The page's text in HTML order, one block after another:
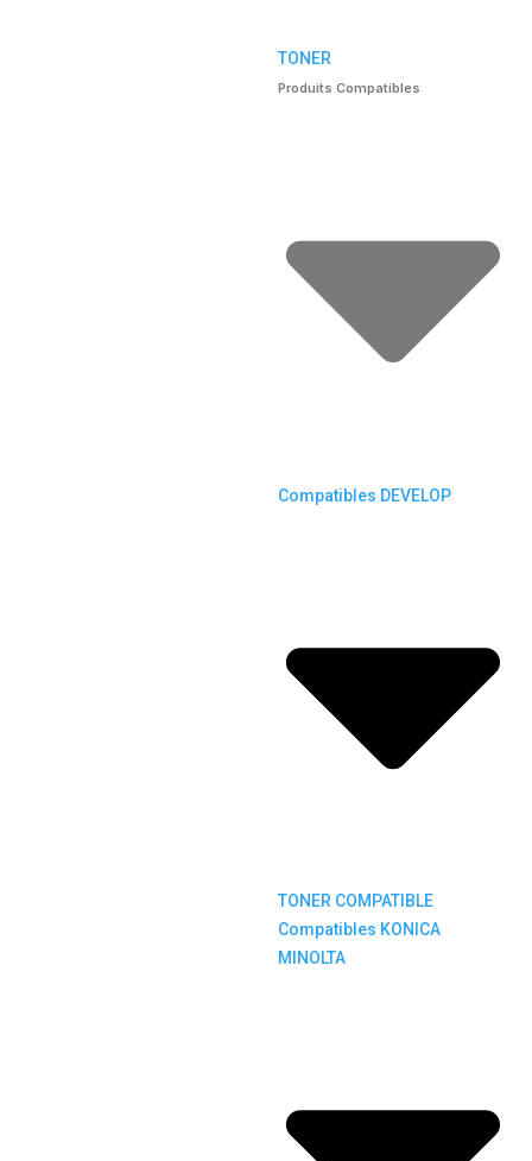
TONER
Produits Compatibles
Compatibles DEVELOP
TONER COMPATIBLE
Compatibles KONICA
MINOLTA